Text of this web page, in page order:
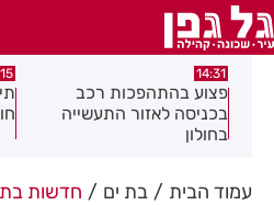
14:31
פצוע בהתהפכות רכב
בכניסה לאזור התעשייה
בחולון
עמוד הבית בת ים חדשות